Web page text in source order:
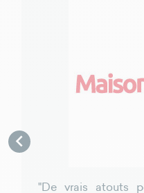

"De vrais atouts